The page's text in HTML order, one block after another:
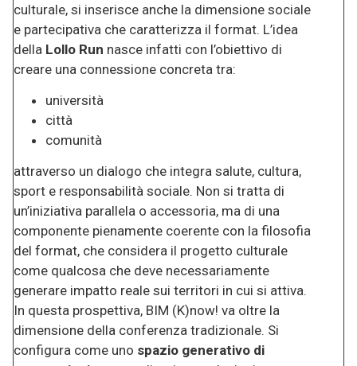
culturale, si inserisce anche la dimensione sociale
e partecipativa che caratterizza il format. L’idea
della Lollo Run nasce infatti con l’obiettivo di
creare una connessione concreta tra:
università
città
comunità
attraverso un dialogo che integra salute, cultura,
sport e responsabilità sociale. Non si tratta di
un’iniziativa parallela o accessoria, ma di una
componente pienamente coerente con la filosofia
del format, che considera il progetto culturale
come qualcosa che deve necessariamente
generare impatto reale sui territori in cui si attiva.
In questa prospettiva, BIM (K)now! va oltre la
dimensione della conferenza tradizionale. Si
configura come uno spazio generativo di